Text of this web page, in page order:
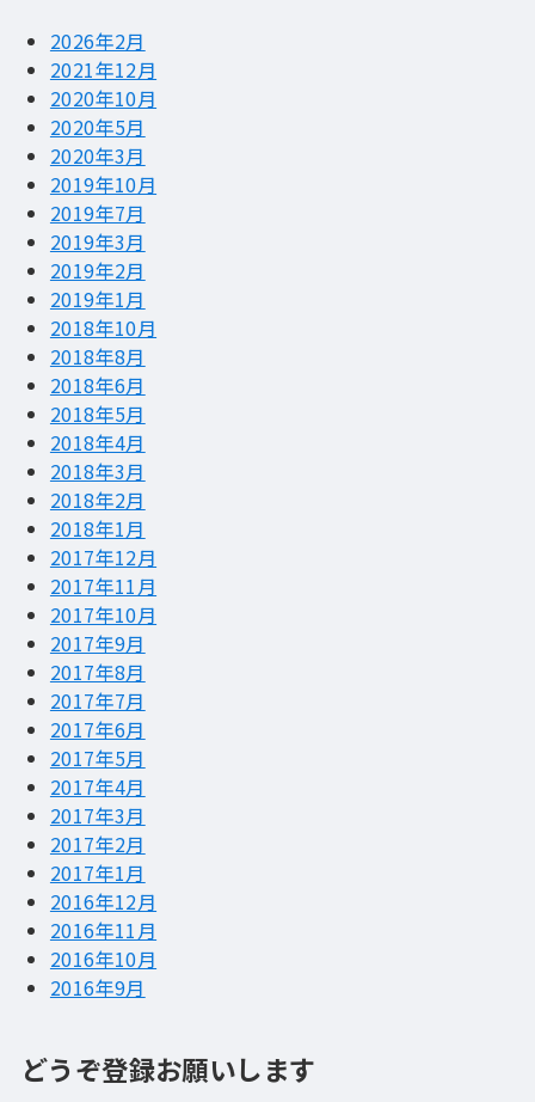
2026年2月
2021年12月
2020年10月
2020年5月
2020年3月
2019年10月
2019年7月
2019年3月
2019年2月
2019年1月
2018年10月
2018年8月
2018年6月
2018年5月
2018年4月
2018年3月
2018年2月
2018年1月
2017年12月
2017年11月
2017年10月
2017年9月
2017年8月
2017年7月
2017年6月
2017年5月
2017年4月
2017年3月
2017年2月
2017年1月
2016年12月
2016年11月
2016年10月
2016年9月
どうぞ登録お願いします